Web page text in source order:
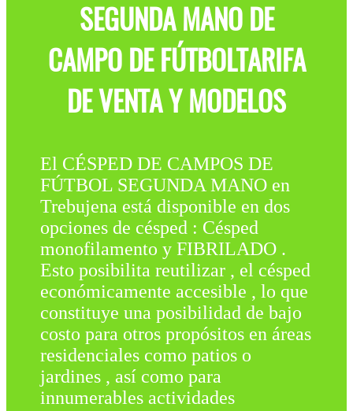
SEGUNDA MANO DE
CAMPO DE FÚTBOLTARIFA
DE VENTA Y MODELOS
El CÉSPED DE CAMPOS DE
FÚTBOL SEGUNDA MANO en
Trebujena está disponible en dos
opciones de césped : Césped
monofilamento y FIBRILADO .
Esto posibilita reutilizar , el césped
económicamente accesible , lo que
constituye una posibilidad de bajo
costo para otros propósitos en áreas
residenciales como patios o
jardines , así como para
innumerables actividades